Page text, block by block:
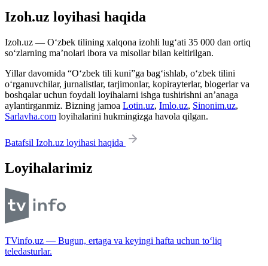
Izoh.uz loyihasi haqida
Izoh.uz — O‘zbek tilining xalqona izohli lug‘ati 35 000 dan ortiq
so‘zlarning ma’nolari ibora va misollar bilan keltirilgan.
Yillar davomida “O‘zbek tili kuni”ga bag‘ishlab, o‘zbek tilini
o‘rganuvchilar, jurnalistlar, tarjimonlar, kopirayterlar, blogerlar va
boshqalar uchun foydali loyihalarni ishga tushirishni an’anaga
aylantirganmiz. Bizning jamoa Lotin.uz, Imlo.uz, Sinonim.uz,
Sarlavha.com loyihalarini hukmingizga havola qilgan.
Batafsil Izoh.uz loyihasi haqida
Loyihalarimiz
TVinfo.uz — Bugun, ertaga va keyingi hafta uchun to‘liq
teledasturlar.